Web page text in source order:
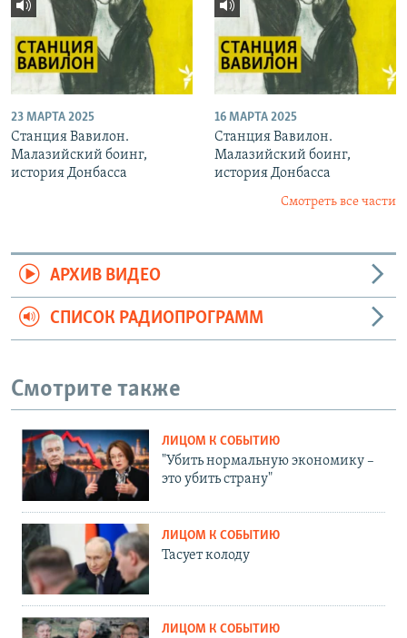
23 МАРТА 2025
Станция Вавилон.
Малазийский боинг,
история Донбасса
16 МАРТА 2025
Станция Вавилон.
Малазийский боинг,
история Донбасса
Смотреть все части
АРХИВ ВИДЕО
СПИСОК РАДИОПРОГРАММ
Смотрите также
ЛИЦОМ К СОБЫТИЮ
"Убить нормальную экономику –
это убить страну"
ЛИЦОМ К СОБЫТИЮ
Тасует колоду
ЛИЦОМ К СОБЫТИЮ